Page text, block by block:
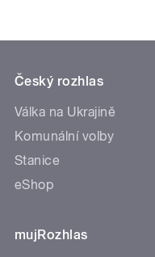
Český rozhlas
Válka na Ukrajině
Komunální volby
Stanice
eShop
mujRozhlas